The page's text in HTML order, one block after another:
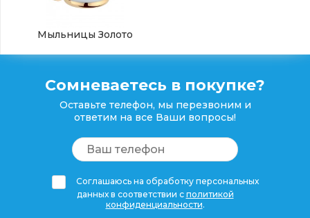
Мыльницы Золото
Сомневаетесь в покупке?
Оставьте телефон, мы перезвоним и
ответим на все Ваши вопросы!
Соглашаюсь на обработку персональных
данных в соответствии с политикой
конфиденциальности.